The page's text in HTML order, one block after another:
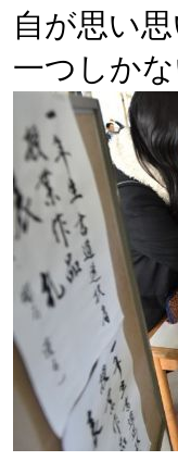
自が思い
一つしか